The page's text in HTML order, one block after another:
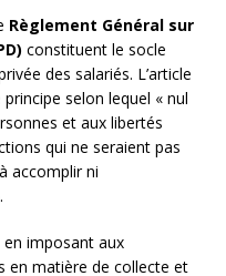
Règlement Général sur
constituent le socle
des salariés. L’article
selon lequel « nul
et aux libertés
qui ne seraient pas
accomplir ni
imposant aux
en matière de collecte et